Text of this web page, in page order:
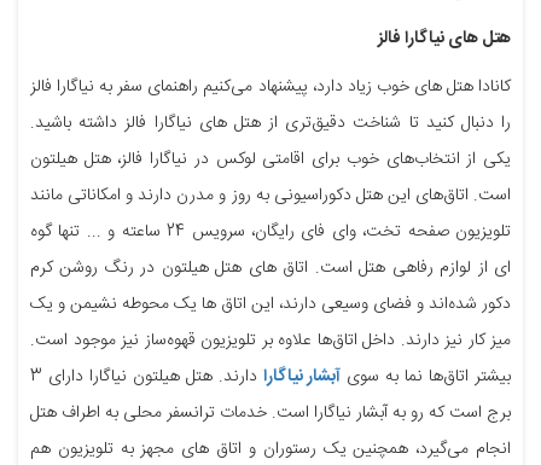
هتل های نیاگارا فالز
کانادا هتل های خوب زیاد دارد، پیشنهاد می‌کنیم راهنمای سفر به نیاگارا فالز
را دنبال کنید تا شناخت دقیق‌تری از هتل های نیاگارا فالز داشته باشید.
یکی از انتخاب‌های خوب برای اقامتی لوکس در نیاگارا فالز، هتل هیلتون
است. اتاق‌های این هتل دکوراسیونی به روز و مدرن دارند و امکاناتی مانند
تلویزیون صفحه تخت، وای فای رایگان، سرویس 24 ساعته و ... تنها گو‌ه
ای از لوازم رفاهی هتل است. اتاق های هتل هیلتون در رنگ روشن کرم
دکور شده‌اند و فضای وسیعی دارند، این اتاق ها یک محوطه نشیمن و یک
میز ‏کار نیز دارند. داخل اتاق‌ها علاوه بر تلویزیون قهوه‌ساز نیز موجود است.
بیشتر اتاق‌ها نما به سوی آبشار نیاگارا
دارند. ‏هتل هیلتون نیاگارا دارای 3
برج است که رو به آبشار نیاگارا است. خدمات ترانسفر محلی به اطراف هتل
انجام می‌گیرد، همچنین یک رستوران و اتاق های مجهز به تلویزیون هم